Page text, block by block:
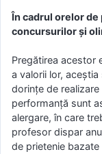
În cadrul orelor
concursurilor și
Pregătirea acestor
a valorii lor,
dorinţe de
performanţă sunt
alergare, în care
profesor dispar
de prietenie